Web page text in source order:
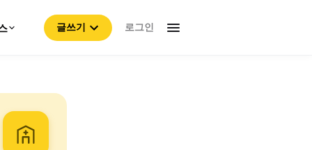
글쓰기 로그인